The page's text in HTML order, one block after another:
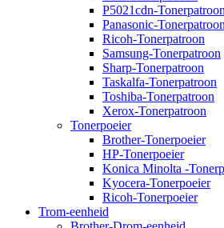
P5021cdn-Tonerpatroon
Panasonic-Tonerpatroon
Ricoh-Tonerpatroon
Samsung-Tonerpatroon
Sharp-Tonerpatroon
Taskalfa-Tonerpatroon
Toshiba-Tonerpatroon
Xerox-Tonerpatroon
Tonerpoeier
Brother-Tonerpoeier
HP-Tonerpoeier
Konica Minolta -
Kyocera-Tonerpoeier
Ricoh-Tonerpoeier
Trom-eenheid